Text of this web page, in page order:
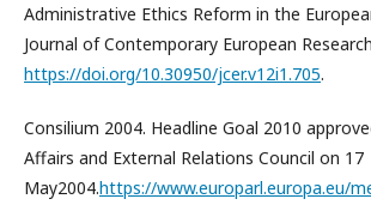
Administrative Ethics Reform in the
Journal of Contemporary European
https://doi.org/10.30950/jcer.v12i1.705.
Consilium 2004. Headline Goal 2010
Affairs and External Relations Council on 17
May2004.https://www.europarl.europa.eu/